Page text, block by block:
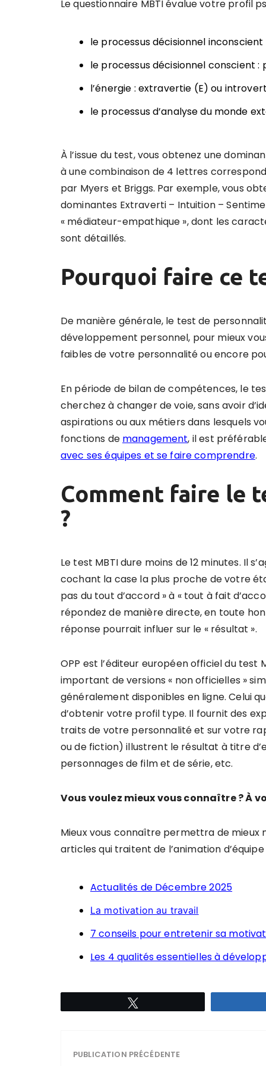
Le questionnaire MBTI évalue votre profil
le processus décisionnel
le processus décisionnel conscient
l’énergie : extravertie (E) ou
le processus d’analyse du monde
À l’issue du test, vous obtenez une
à une combinaison de 4 lettres
par Myers et Briggs. Par exemple, vous
dominantes Extraverti – Intuition –
« médiateur-empathique », dont les
sont détaillés.
Pourquoi faire ce
De manière générale, le test de
développement personnel, pour mieux
faibles de votre personnalité ou encore
En période de bilan de compétences, le
cherchez à changer de voie, sans avoir
aspirations ou aux métiers dans lesquels
fonctions de management, il est
avec ses équipes et se faire comprendre.
Comment faire le
?
Le test MBTI dure moins de 12 minutes. Il
cochant la case la plus proche de votre
pas du tout d’accord » à « tout à fait
répondez de manière directe, en toute
réponse pourrait influer sur le « résultat ».
OPP est l’éditeur européen officiel du test
important de versions « non officielles »
généralement disponibles en ligne. Celui
d’obtenir votre profil type. Il fournit des
traits de votre personnalité et sur votre
ou de fiction) illustrent le résultat à titre
personnages de film et de série, etc.
Vous voulez mieux vous connaître ? À
Mieux vous connaître permettra de mieux
articles qui traitent de l’animation
Actualités de Décembre 2025
La motivation au travail
7 conseils pour entretenir sa
Les 4 qualités essentielles à
PUBLICATION PRÉCÉDENTE